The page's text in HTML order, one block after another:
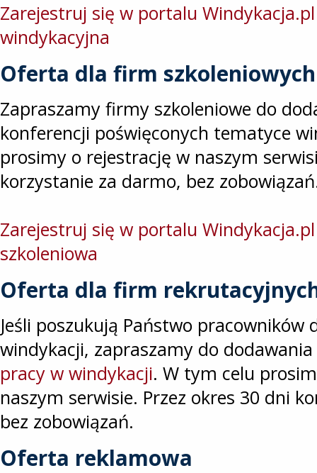
Zarejestruj się w portalu
windykacyjna
Oferta dla firm szkoleniowych
Zapraszamy firmy szkoleniowe do
konferencji poświęconych tematyce
prosimy o rejestrację w naszym
korzystanie za darmo, bez
Zarejestruj się w portalu
szkoleniowa
Oferta dla firm
Jeśli poszukują Państwo pracowników
windykacji, zapraszamy do
pracy w windykacji. W tym celu
naszym serwisie. Przez okres 30 dni
bez zobowiązań.
Oferta reklamowa